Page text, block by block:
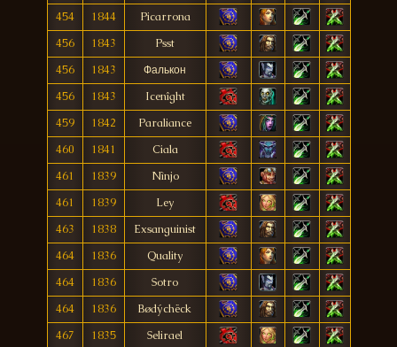
454
1844
Picarrona
456
1843
Psst
456
1843
Фалькон
456
1843
Icenîght
459
1842
Paraliance
460
1841
Ciala
461
1839
Nìnjo
461
1839
Ley
463
1838
Exsanguinist
464
1836
Quality
464
1836
Sotro
464
1836
Bødýchëck
467
1835 Selirael